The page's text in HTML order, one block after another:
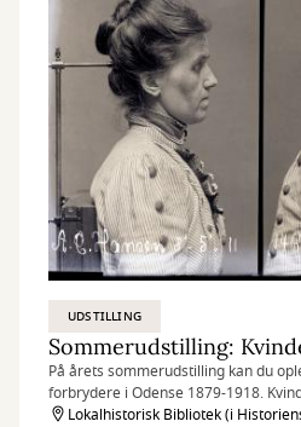
UDSTILLING
Sommerudstilling:
På årets sommerudstilling kan du
forbrydere i Odense 1879-1918.
loven og datidens kvinderoller.
Lokalhistorisk Bibliotek (i